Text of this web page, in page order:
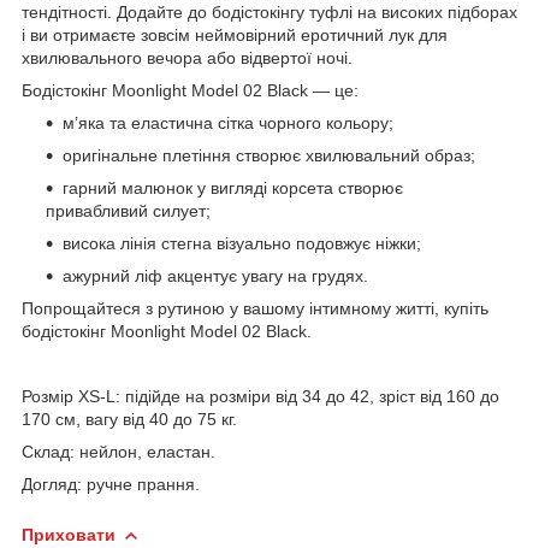
тендітності. Додайте до бодістокінгу туфлі на високих підборах
і ви отримаєте зовсім неймовірний еротичний лук для
хвилювального вечора або відвертої ночі.
Бодістокінг Moonlight Model 02 Black — це:
м’яка та еластична сітка чорного кольору;
оригінальне плетіння створює хвилювальний образ;
гарний малюнок у вигляді корсета створює
привабливий силует;
висока лінія стегна візуально подовжує ніжки;
ажурний ліф акцентує увагу на грудях.
Попрощайтеся з рутиною у вашому інтимному житті, купіть
бодістокінг Moonlight Model 02 Black.
Розмір XS-L: підійде на розміри від 34 до 42, зріст від 160 до
170 см, вагу від 40 до 75 кг.
Склад: нейлон, еластан.
Догляд: ручне прання.
Приховати